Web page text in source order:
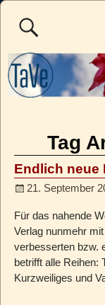
Tag
Endlich neue
21. September
Für das nahende
Verlag nunmehr
verbesserten bzw.
betrifft alle Reihen:
Kurzweiliges und